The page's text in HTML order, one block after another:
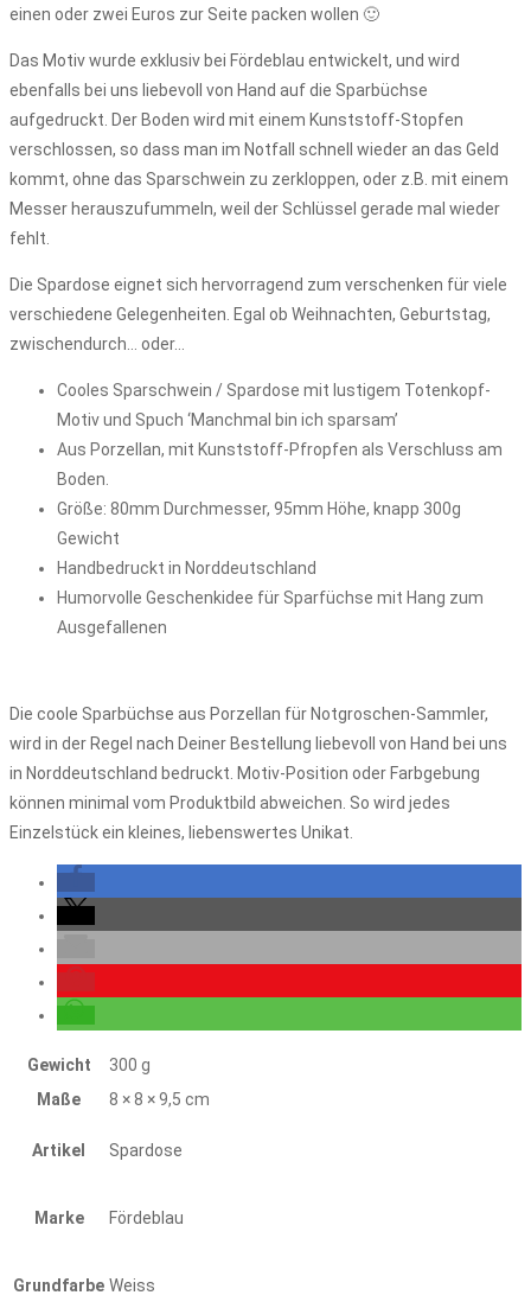
einen oder zwei Euros zur Seite packen wollen 🙂
Das Motiv wurde exklusiv bei Fördeblau entwickelt, und wird
ebenfalls bei uns liebevoll von Hand auf die Sparbüchse
aufgedruckt. Der Boden wird mit einem Kunststoff-Stopfen
verschlossen, so dass man im Notfall schnell wieder an das Geld
kommt, ohne das Sparschwein zu zerkloppen, oder z.B. mit einem
Messer herauszufummeln, weil der Schlüssel gerade mal wieder
fehlt.
Die Spardose eignet sich hervorragend zum verschenken für viele
verschiedene Gelegenheiten. Egal ob Weihnachten, Geburtstag,
zwischendurch… oder…
Cooles Sparschwein / Spardose mit lustigem Totenkopf-
Motiv und Spuch ‘Manchmal bin ich sparsam’
Aus Porzellan, mit Kunststoff-Pfropfen als Verschluss am
Boden.
Größe: 80mm Durchmesser, 95mm Höhe, knapp 300g
Gewicht
Handbedruckt in Norddeutschland
Humorvolle Geschenkidee für Sparfüchse mit Hang zum
Ausgefallenen
Die coole Sparbüchse aus Porzellan für Notgroschen-Sammler,
wird in der Regel nach Deiner Bestellung liebevoll von Hand bei uns
in Norddeutschland bedruckt. Motiv-Position oder Farbgebung
können minimal vom Produktbild abweichen. So wird jedes
Einzelstück ein kleines, liebenswertes Unikat.
Gewicht
300 g
Maße
8 × 8 × 9,5 cm
Artikel Spardose
Marke Fördeblau
Grundfarbe Weiss